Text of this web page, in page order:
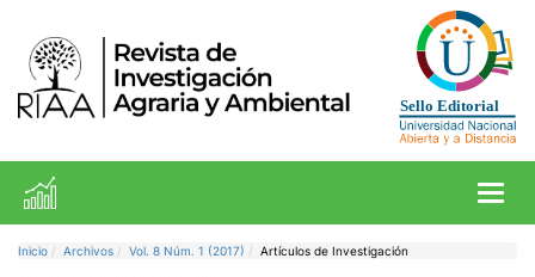
Inicio Archivos Vol. 8 Núm. 1 (2017) Artículos de Investigación